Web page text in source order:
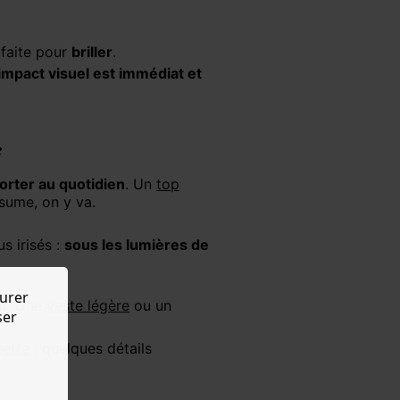
pour briller.
visuel est immédiat et
au quotidien. Un top
on y va.
irisés : sous les lumières de
Une veste légère ou un
: quelques détails